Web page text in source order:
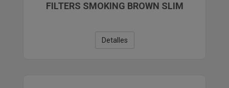
FILTERS SMOKING BROWN SLIM
Detalles